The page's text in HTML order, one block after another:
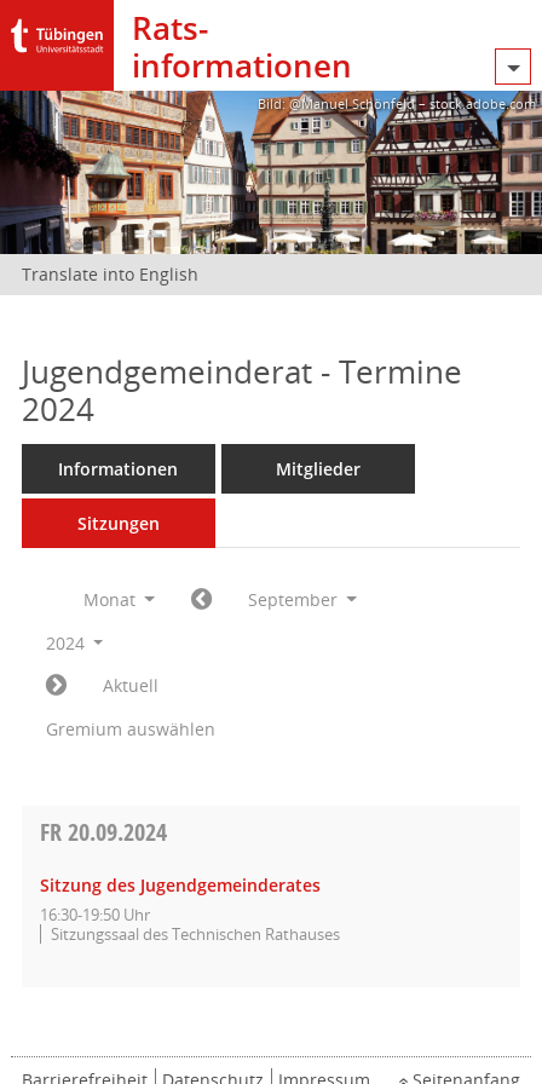
Rats­
informationen
Bild: @Manuel Schönfeld – stock.adobe.com
Translate into English
Jugendgemeinderat - Termine
2024
Informationen Mitglieder
Sitzungen
Monat
September
2024
Aktuell
Gremium auswählen
FR20.09.2024
Sitzung des Jugendgemeinderates
16:30-19:50 Uhr
Sitzungssaal des Technischen Rathauses